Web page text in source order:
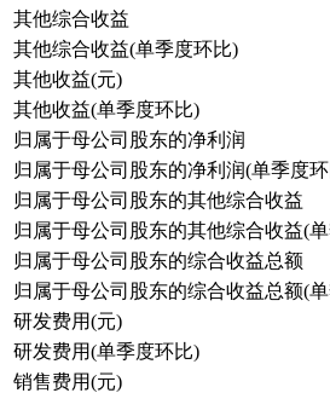
其他综合收益
其他综合收益(单季度环比)
其他收益(元)
其他收益(单季度环比)
归属于母公司股东的净利润
归属于母公司股东的净利润(单季度
归属于母公司股东的其他综合收益
归属于母公司股东的其他综合收益(
归属于母公司股东的综合收益总额
归属于母公司股东的综合收益总额(
研发费用(元)
研发费用(单季度环比)
销售费用(元)